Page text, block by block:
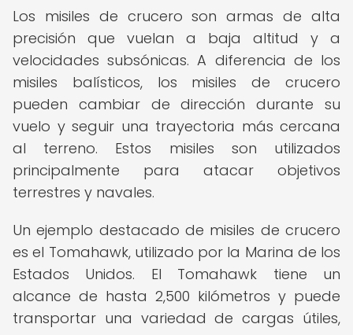
Los misiles de crucero son armas de alta
precisión que vuelan a baja altitud y a
velocidades subsónicas. A diferencia de los
misiles balísticos, los misiles de crucero
pueden cambiar de dirección durante su
vuelo y seguir una trayectoria más cercana
al terreno. Estos misiles son utilizados
principalmente para atacar objetivos
terrestres y navales.
Un ejemplo destacado de misiles de crucero
es el Tomahawk, utilizado por la Marina de los
Estados Unidos. El Tomahawk tiene un
alcance de hasta 2,500 kilómetros y puede
transportar una variedad de cargas útiles,